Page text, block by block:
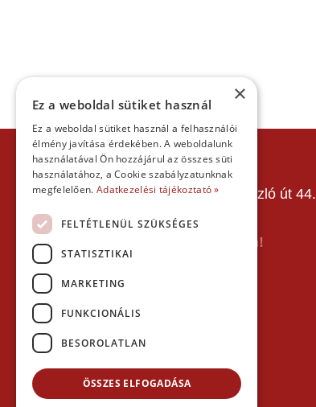
KAPCSOLAT
Gokart Sport Vác
Gokartpálya: 2600 Vác, Szent László út 44.
Telefon:
E-mail: info(kukac)gokartvac.hu
Írj nekem itt a kapcsolat űrlapon!
Térkép:
×
Ez a weboldal sütiket használ
Ez a weboldal sütiket használ a felhasználói
élmény javítása érdekében. A weboldalunk
használatával Ön hozzájárul az összes süti
használatához, a Cookie szabályzatunknak
megfelelően. Adatkezelési tájékoztató »
FELTÉTLENÜL SZÜKSÉGES
STATISZTIKAI
MARKETING
FUNKCIONÁLIS
BESOROLATLAN
ÖSSZES ELFOGADÁSA